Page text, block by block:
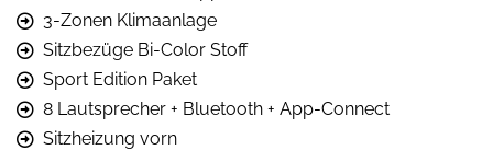
3-Zonen Klimaanlage
Sitzbezüge Bi-Color Stoff
Sport Edition Paket
8 Lautsprecher + Bluetooth + App-Connect
Sitzheizung vorn